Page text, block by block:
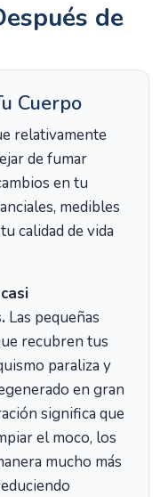
de
Cuerpo
relativamente
de fumar
en tu
medibles
calidad de vida
Las pequeñas
recubren tus
paraliza y
en gran
significa que
el moco, los
mucho más